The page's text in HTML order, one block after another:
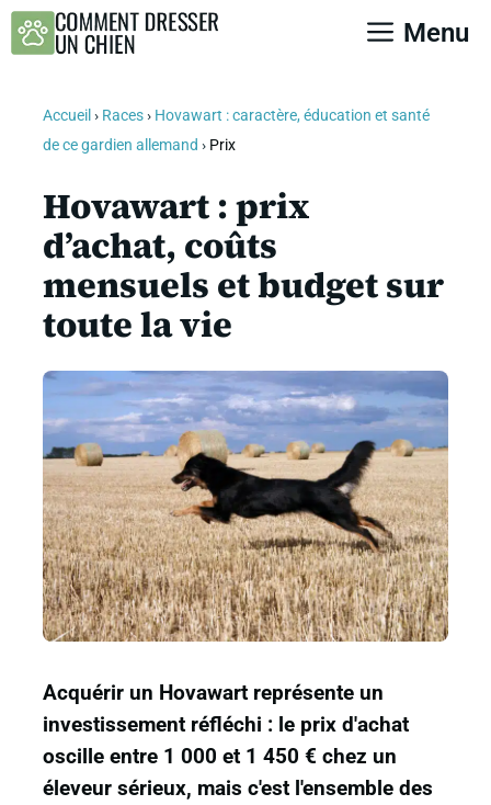
Aller
Menu
Accueil › Races› Hovawart : caractère, éducation et santé
de ce gardien allemand › Prix
Hovawart : prix
d’achat, coûts
mensuels et budget sur
toute la vie
Acquérir un Hovawart représente un
investissement réfléchi : le prix d'achat
oscille entre 1 000 et 1 450 € chez un
éleveur sérieux, mais c'est l'ensemble des